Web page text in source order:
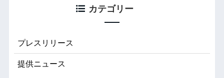
カテゴリー
プレスリリース
提供ニュース